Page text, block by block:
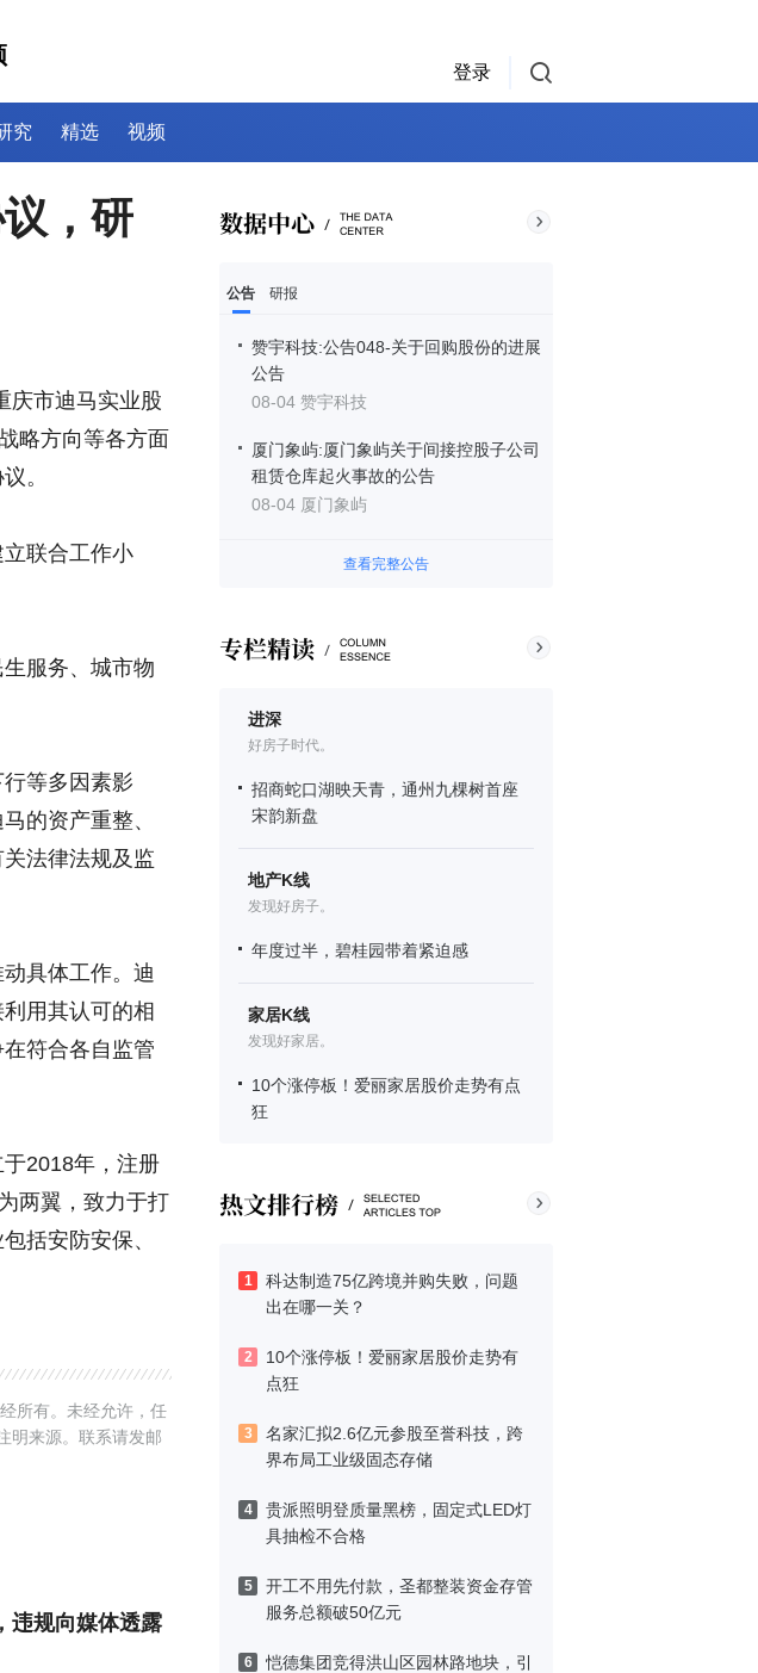
登录
究 精选 视频
公告 研报
赞宇科技:公告048-关于回购股份的进展
公告
08-04 赞宇科技
厦门象屿:厦门象屿关于间接控股子公司
租赁仓库起火事故的公告
08-04 厦门象屿
查看完整公告
进深
好房子时代。
招商蛇口湖映天青，通州九棵树首座
宋韵新盘
地产K线
发现好房子。
年度过半，碧桂园带着紧迫感
家居K线
发现好家居。
10个涨停板！爱丽家居股价走势有点
狂
1
科达制造75亿跨境并购失败，问题
出在哪一关？
2
10个涨停板！爱丽家居股价走势有
点狂
3
名家汇拟2.6亿元参股至誉科技，跨
界布局工业级固态存储
4
贵派照明登质量黑榜，固定式LED灯
具抽检不合格
5
开工不用先付款，圣都整装资金存管
服务总额破50亿元
6
恺德集团竞得洪山区园林路地块，引
，研
庆市迪马实业股
略方向等各方面
。
联合工作小
服务、城市物
等多因素影
的资产重整、
法律法规及监
具体工作。迪
用其认可的相
符合各自监管
2018年，注册
两翼，致力于打
括安防安保、
所有。未经允许，任
明来源。联系请发邮
违规向媒体透露